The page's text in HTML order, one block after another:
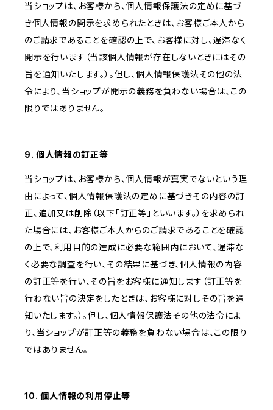
当ショップは、お客様から、個人情報保護法の定めに基づ
き個人情報の開示を求められたときは、お客様ご本人から
のご請求であることを確認の上で、お客様に対し、遅滞なく
開示を行います（当該個人情報が存在しないときにはその
旨を通知いたします。）。但し、個人情報保護法その他の法
令により、当ショップが開示の義務を負わない場合は、この
限りではありません。
9. 個人情報の訂正等
当ショップは、お客様から、個人情報が真実でないという理
由によって、個人情報保護法の定めに基づきその内容の訂
正、追加又は削除（以下「訂正等」といいます。）を求められ
た場合には、お客様ご本人からのご請求であることを確認
の上で、利用目的の達成に必要な範囲内において、遅滞な
く必要な調査を行い、その結果に基づき、個人情報の内容
の訂正等を行い、その旨をお客様に通知します（訂正等を
行わない旨の決定をしたときは、お客様に対しその旨を通
知いたします。）。但し、個人情報保護法その他の法令によ
り、当ショップが訂正等の義務を負わない場合は、この限り
ではありません。
10. 個人情報の利用停止等